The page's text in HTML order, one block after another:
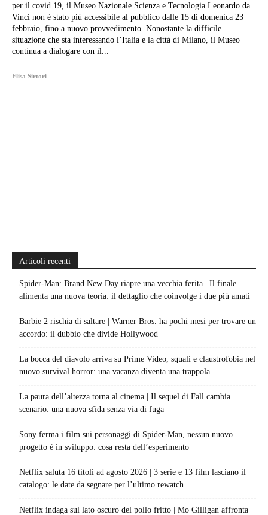
per il covid 19, il Museo Nazionale Scienza e Tecnologia Leonardo da
Vinci non è stato più accessibile al pubblico dalle 15 di domenica 23
febbraio, fino a nuovo provvedimento. Nonostante la difficile
situazione che sta interessando l’Italia e la città di Milano, il Museo
continua a dialogare con il...
Elisa Sirtori
Articoli recenti
Spider-Man: Brand New Day riapre una vecchia ferita | Il finale
alimenta una nuova teoria: il dettaglio che coinvolge i due più amati
Barbie 2 rischia di saltare | Warner Bros. ha pochi mesi per trovare un
accordo: il dubbio che divide Hollywood
La bocca del diavolo arriva su Prime Video, squali e claustrofobia nel
nuovo survival horror: una vacanza diventa una trappola
La paura dell’altezza torna al cinema | Il sequel di Fall cambia
scenario: una nuova sfida senza via di fuga
Sony ferma i film sui personaggi di Spider-Man, nessun nuovo
progetto è in sviluppo: cosa resta dell’esperimento
Netflix saluta 16 titoli ad agosto 2026 | 3 serie e 13 film lasciano il
catalogo: le date da segnare per l’ultimo rewatch
Netflix indaga sul lato oscuro del pollo fritto | Mo Gilligan affronta